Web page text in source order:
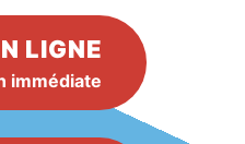
LIGNE
immédiate